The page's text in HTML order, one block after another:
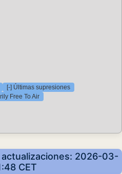
[-] Últimas supresiones
Free To Air
2026-03-
CET